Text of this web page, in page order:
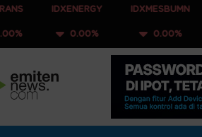
IDXENERGY
0.00%
IDXMESBUMN
0.00%
IDXQ30